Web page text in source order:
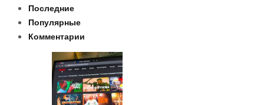
Последние
Популярные
Комментарии